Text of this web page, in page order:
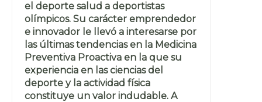
el deporte salud a deportistas
olímpicos. Su carácter emprendedor
e innovador le llevó a interesarse por
las últimas tendencias en la Medicina
Preventiva Proactiva en la que su
experiencia en las ciencias del
deporte y la actividad física
constituye un valor indudable. A